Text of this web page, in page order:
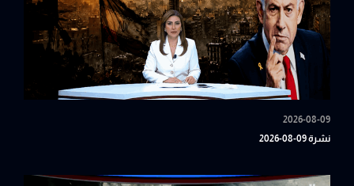
2026-08-09
نشرة 09-08-2026